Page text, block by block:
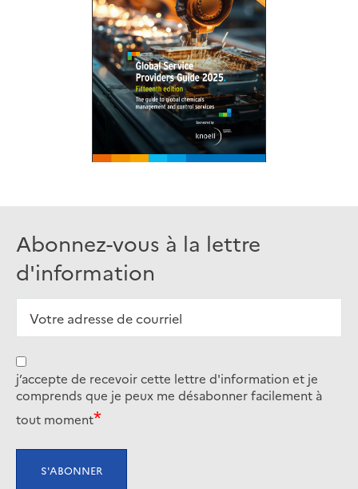
Abonnez-vous à la lettre
d'information
j’accepte de recevoir cette lettre d'information et je
comprends que je peux me désabonner facilement à
tout moment